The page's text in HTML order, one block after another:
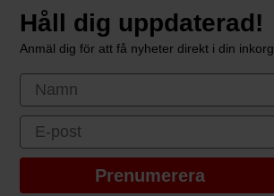
Håll dig uppdaterad!
Anmäl dig för att få nyheter direkt i din inkorg
First Name
Email
Prenumerera